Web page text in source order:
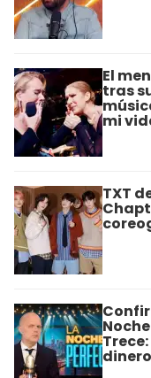
El
tras
mi
TXT